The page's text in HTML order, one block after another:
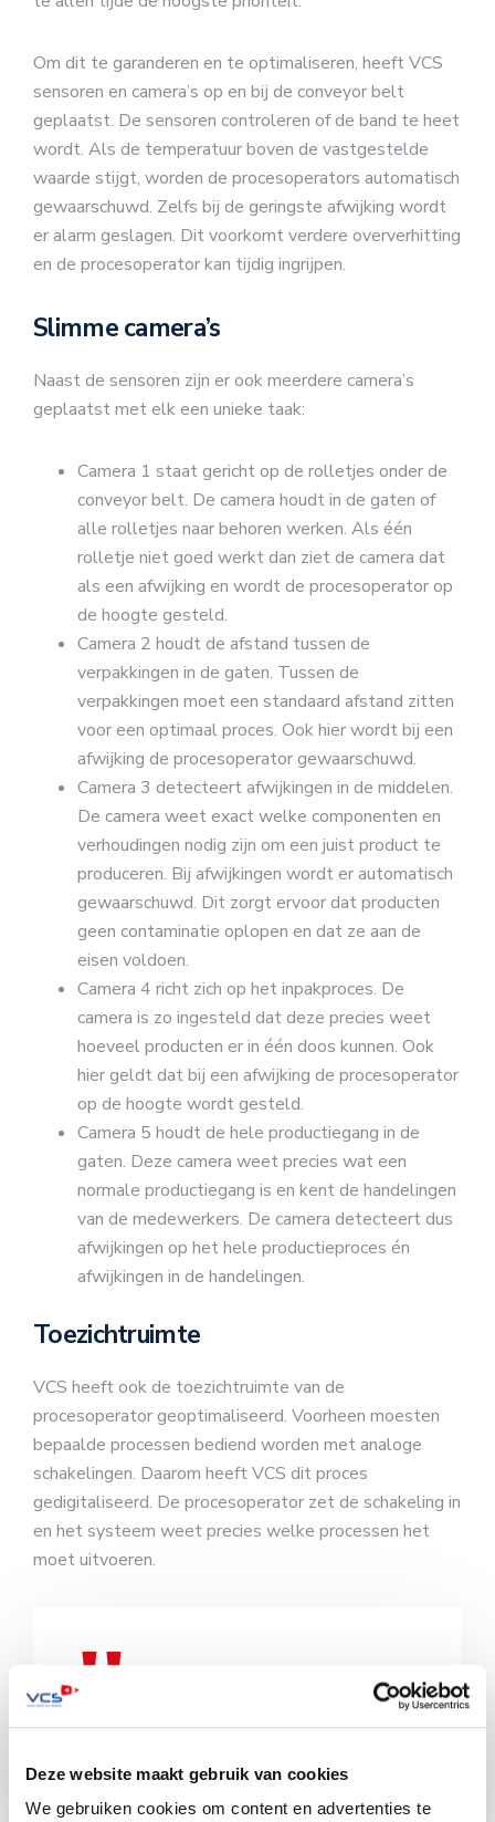
Deze website maakt gebruik van cookies
We gebruiken cookies om content en advertenties te
Om dit te garanderen en te optimaliseren, heeft VCS
sensoren en camera’s op en bij de conveyor belt
geplaatst. De sensoren controleren of de band te heet
wordt. Als de temperatuur boven de vastgestelde
waarde stijgt, worden de procesoperators automatisch
gewaarschuwd. Zelfs bij de geringste afwijking wordt
er alarm geslagen. Dit voorkomt verdere oververhitting
en de procesoperator kan tijdig ingrijpen.
Slimme camera’s
Naast de sensoren zijn er ook meerdere camera’s
geplaatst met elk een unieke taak:
Camera 1 staat gericht op de rolletjes onder de
conveyor belt. De camera houdt in de gaten of
alle rolletjes naar behoren werken. Als één
rolletje niet goed werkt dan ziet de camera dat
als een afwijking en wordt de procesoperator op
de hoogte gesteld.
Camera 2 houdt de afstand tussen de
verpakkingen in de gaten. Tussen de
verpakkingen moet een standaard afstand zitten
voor een optimaal proces. Ook hier wordt bij een
afwijking de procesoperator gewaarschuwd.
Camera 3 detecteert afwijkingen in de middelen.
De camera weet exact welke componenten en
verhoudingen nodig zijn om een juist product te
produceren. Bij afwijkingen wordt er automatisch
gewaarschuwd. Dit zorgt ervoor dat producten
geen contaminatie oplopen en dat ze aan de
eisen voldoen.
Camera 4 richt zich op het inpakproces. De
camera is zo ingesteld dat deze precies weet
hoeveel producten er in één doos kunnen. Ook
hier geldt dat bij een afwijking de procesoperator
op de hoogte wordt gesteld.
Camera 5 houdt de hele productiegang in de
gaten. Deze camera weet precies wat een
normale productiegang is en kent de handelingen
van de medewerkers. De camera detecteert dus
afwijkingen op het hele productieproces én
afwijkingen in de handelingen.
Toezichtruimte
VCS heeft ook de toezichtruimte van de
procesoperator geoptimaliseerd. Voorheen moesten
bepaalde processen bediend worden met analoge
schakelingen. Daarom heeft VCS dit proces
gedigitaliseerd. De procesoperator zet de schakeling in
en het systeem weet precies welke processen het
moet uitvoeren.
‘Constante productkwaliteit